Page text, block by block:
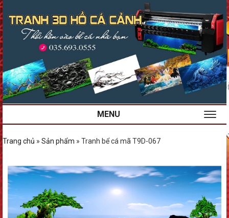
MENU
Trang chủ » Sản phẩm » Tranh bể cá mã T9D-067